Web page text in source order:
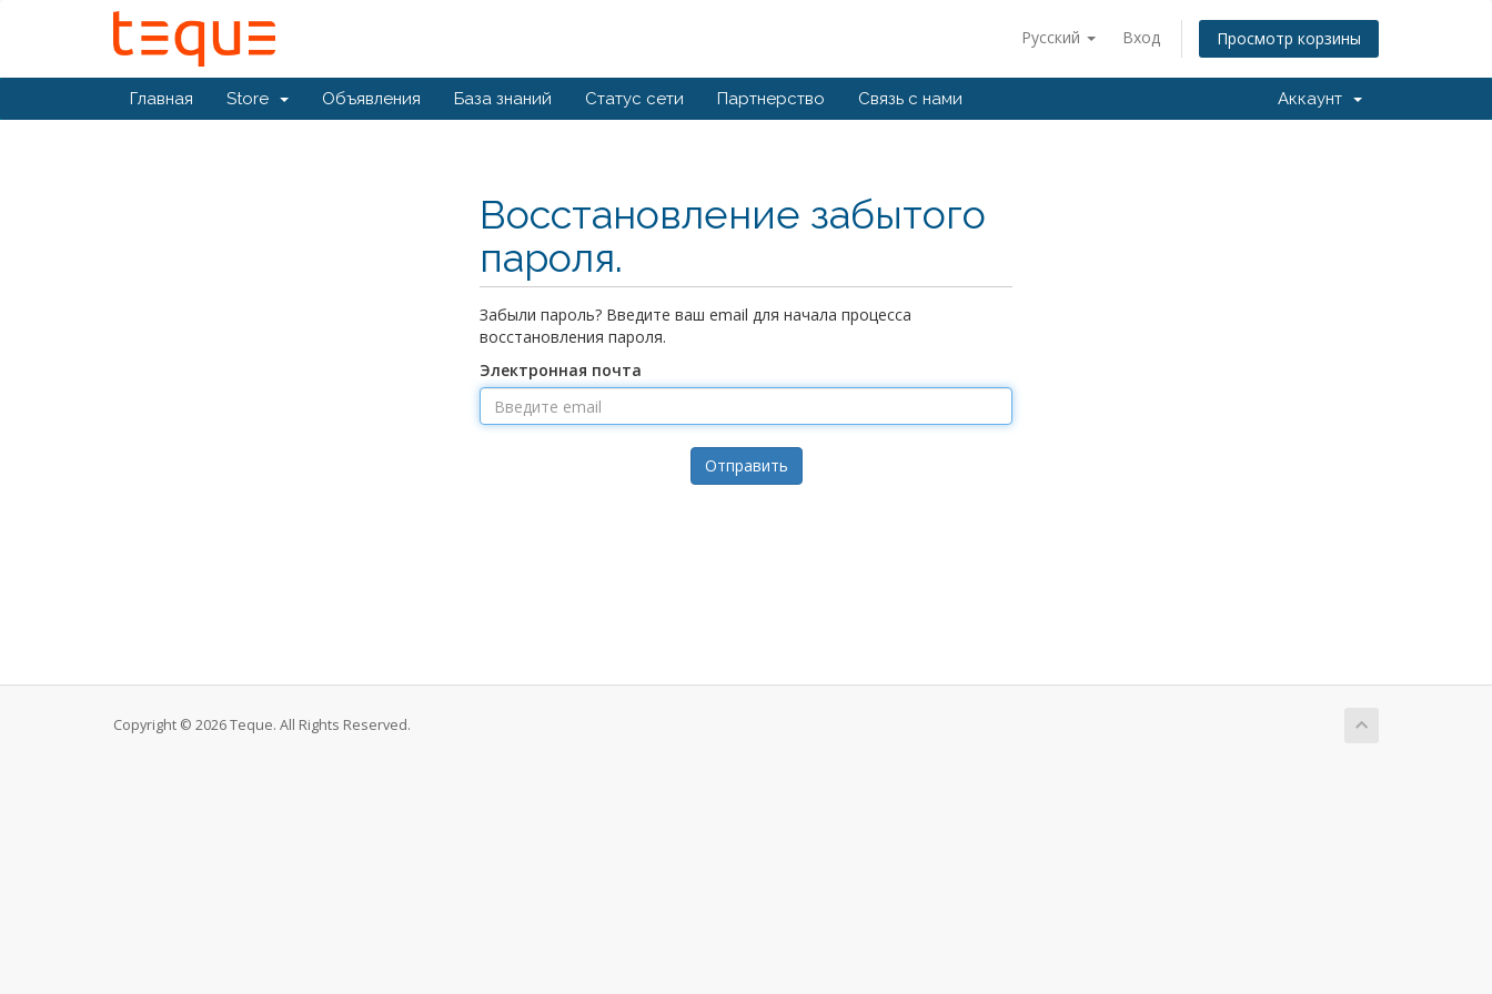
Русский Вход Просмотр корзины
Главная Store Объявления База знаний Статус сети Партнерство Связь с нами Аккаунт
Восстановление забытого
пароля.
Забыли пароль? Введите ваш email для начала процесса
восстановления пароля.
Электронная почта
Отправить
Copyright © 2026 Teque. All Rights Reserved.